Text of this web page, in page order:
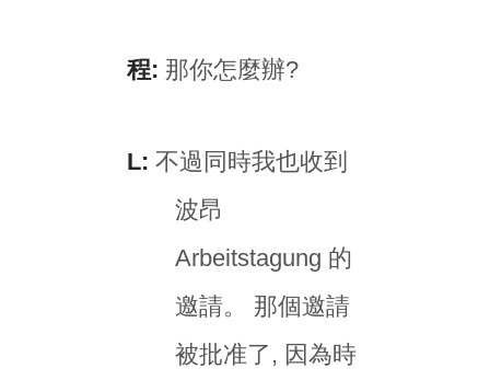
程: 那你怎麼辦?
L: 不過同時我也收到
波昂
Arbeitstagung 的
邀請。 那個邀請
被批准了, 因為時